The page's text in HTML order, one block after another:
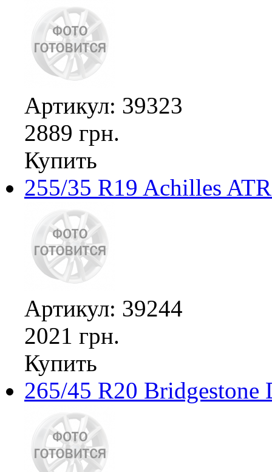
Артикул: 39323
2889 грн.
Купить
255/35 R19 Achilles
Артикул: 39244
2021 грн.
Купить
265/45 R20 Bridgestone